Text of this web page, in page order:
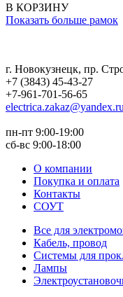
В КОРЗИНУ
Показать больше рамок
г. Новокузнецк, пр.
+7 (3843) 45-43-27
+7-961-701-56-65
electrica.zakaz@yandex.ru
пн-пт 9:00-19:00
сб-вс 9:00-18:00
О компании
Покупка и оплата
Контакты
СОУТ
Все для
Кабель, провод
Системы для
Лампы